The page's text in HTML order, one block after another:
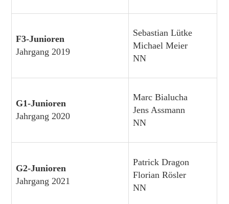
F3-Junioren
Jahrgang 2019
Sebastian Lütke
Michael Meier
NN
G1-Junioren
Jahrgang 2020
Marc Bialucha
Jens Assmann
NN
G2-Junioren
Jahrgang 2021
Patrick Dragon
Florian Rösler
NN